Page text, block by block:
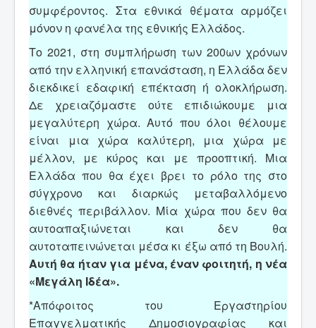
συμφέροντος. Στα εθνικά θέματα αρμόζει
μόνον η φανέλα της εθνικής Ελλάδος.
Το 2021, στη συμπλήρωση των 200ων χρόνων
από την ελληνική επανάσταση, η Ελλάδα δεν
διεκδικεί εδαφική επέκταση ή ολοκλήρωση.
Δε χρειαζόμαστε ούτε επιδιώκουμε μια
μεγαλύτερη χώρα. Αυτό που όλοι θέλουμε
είναι μια χώρα καλύτερη, μια χώρα με
μέλλον, με κύρος και με προοπτική. Μια
Ελλάδα που θα έχει βρει το ρόλο της στο
σύγχρονο και διαρκώς μεταβαλλόμενο
διεθνές περιβάλλον. Μία χώρα που δεν θα
αυτοαπαξιώνεται και δεν θα
αυτοταπεινώνεται μέσα κι έξω από τη Βουλή.
Αυτή θα ήταν για μένα, έναν φοιτητή, η νέα
«Μεγάλη Ιδέα».
*Απόφοιτος του Εργαστηρίου
Επαγγελματικής Δημοσιογραφίας και